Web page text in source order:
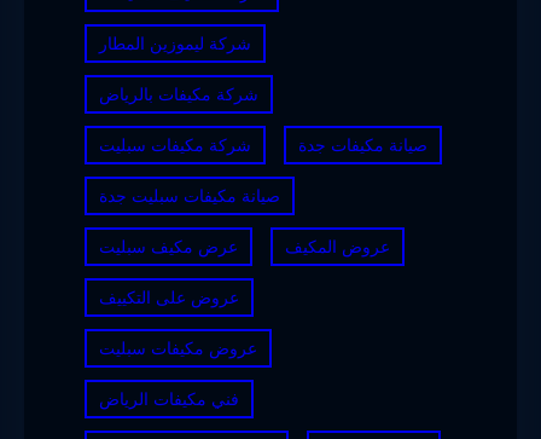
شركة ليموزين المطار
شركة مكيفات بالرياض
شركة مكيفات سبليت صيانة مكيفات جدة
صيانة مكيفات سبليت جدة
عرض مكيف سبليت عروض المكيف
عروض على التكييف
عروض مكيفات سبليت
فني مكيفات الرياض